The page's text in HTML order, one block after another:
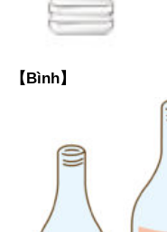
【Bình】